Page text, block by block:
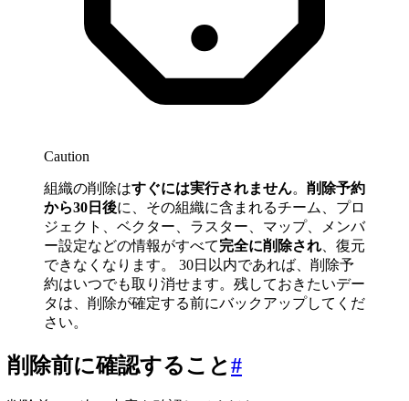
Caution
組織の削除はすぐには実行されません。 削除予約
から30日後に、その組織に含まれるチーム、プロ
ジェクト、ベクター、ラスター、マップ、メンバ
ー設定などの情報がすべて完全に削除され 、復元
できなくなります。 30日以内であれば、削除予
約はいつでも取り消せます。残しておきたいデー
タは、削除が確定する前にバックアップしてくだ
さい。
削除前に確認すること#